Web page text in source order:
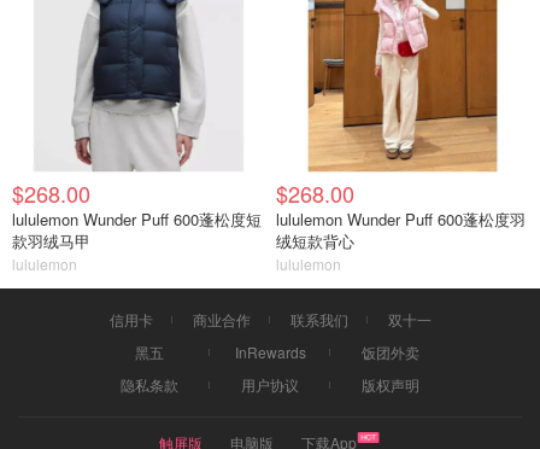
$268.00
lululemon Wunder Puff 600蓬松度短
款羽绒马甲
lululemon
$268.00
lululemon Wunder Puff 600蓬松度羽
绒短款背心
lululemon
信用卡 商业合作 联系我们
双十一
黑五
InRewards
饭团外卖
隐私条款
用户协议 版权声明
触屏版 电脑版 下载App